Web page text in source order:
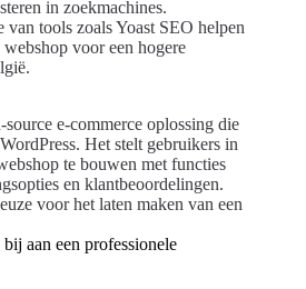
in zoekmachines.
tools zoals Yoast SEO helpen
voor een hogere
e-commerce oplossing die
Het stelt gebruikers in
te bouwen met functies
en klantbeoordelingen.
voor het laten maken van een
aan een professionele